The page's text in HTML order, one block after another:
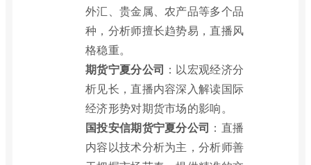
外汇、贵金属、农产品等多个品
种，分析师擅长趋势易，直播风
格稳重。
期货宁夏分公司 ：以宏观经济分
析见长，直播内容深入解读国际
经济形势对期货市场的影响。
国投安信期货宁夏分公司 ：直播
内容以技术分析为主，分析师善